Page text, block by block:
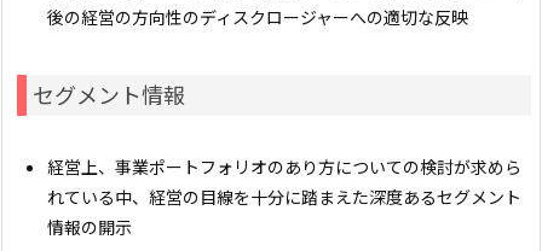
後の経営の方向性のディスクロージャーへの適切な反映
セグメント情報
経営上、事業ポートフォリオのあり方についての検討が求めら
れている中、経営の目線を十分に踏まえた深度あるセグメント
情報の開示